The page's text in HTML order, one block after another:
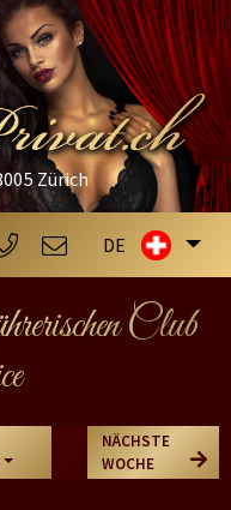
Zürich
DE
Club
NÄCHSTE
WOCHE